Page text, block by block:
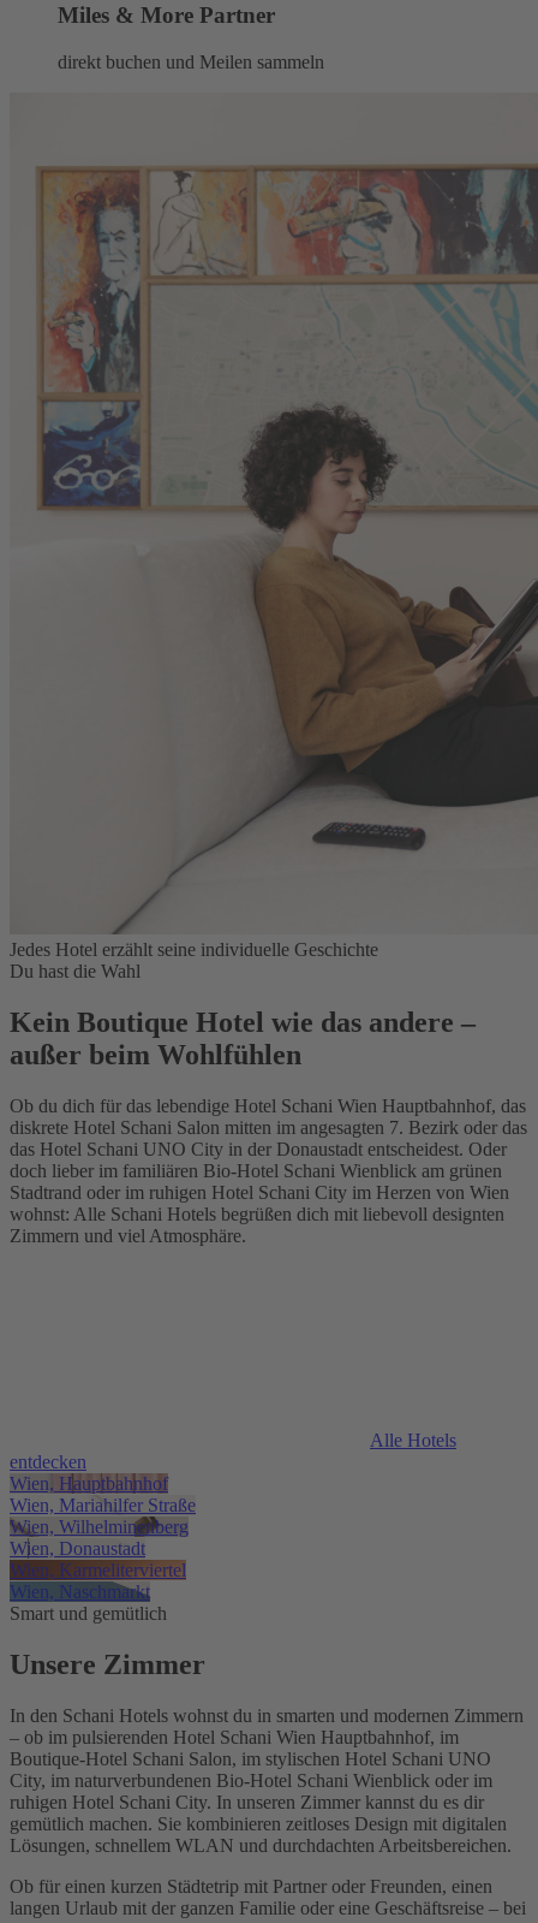
Miles & More Partner
direkt buchen und Meilen sammeln
Jedes Hotel erzählt seine individuelle Geschichte
Du hast die Wahl
Kein Boutique Hotel wie das andere –
außer beim Wohlfühlen
Ob du dich für das lebendige Hotel Schani Wien Hauptbahnhof, das
diskrete Hotel Schani Salon mitten im angesagten 7. Bezirk oder das
das Hotel Schani UNO City in der Donaustadt entscheidest. Oder
doch lieber im familiären Bio-Hotel Schani Wienblick am grünen
Stadtrand oder im ruhigen Hotel Schani City im Herzen von Wien
wohnst: Alle Schani Hotels begrüßen dich mit liebevoll designten
Zimmern und viel Atmosphäre.
Alle Hotels
entdecken
Wien, Hauptbahnhof
Wien, Mariahilfer Straße
Wien, Wilhelminenberg
Wien, Donaustadt
Wien, Karmeliterviertel
Wien, Naschmarkt
Smart und gemütlich
Unsere Zimmer
In den Schani Hotels wohnst du in smarten und modernen Zimmern
– ob im pulsierenden Hotel Schani Wien Hauptbahnhof, im
Boutique-Hotel Schani Salon, im stylischen Hotel Schani UNO
City, im naturverbundenen Bio-Hotel Schani Wienblick oder im
ruhigen Hotel Schani City. In unseren Zimmer kannst du es dir
gemütlich machen. Sie kombinieren zeitloses Design mit digitalen
Lösungen, schnellem WLAN und durchdachten Arbeitsbereichen.
Ob für einen kurzen Städtetrip mit Partner oder Freunden, einen
langen Urlaub mit der ganzen Familie oder eine Geschäftsreise – bei